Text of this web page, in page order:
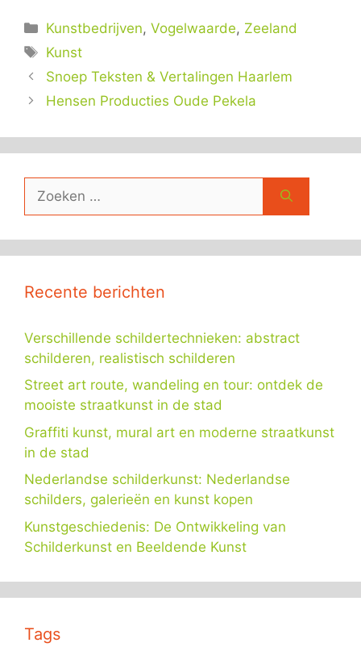
Categorieën
Kunstbedrijven,Vogelwaarde, Zeeland
Tags
Kunst
Snoep Teksten & Vertalingen Haarlem
Hensen Producties Oude Pekela
naar:
Recente berichten
Verschillende schildertechnieken: abstract
schilderen, realistisch schilderen
Street art route, wandeling en tour: ontdek de
mooiste straatkunst in de stad
Graffiti kunst, mural art en moderne straatkunst
in de stad
Nederlandse schilderkunst: Nederlandse
schilders, galerieën en kunst kopen
Kunstgeschiedenis: De Ontwikkeling van
Schilderkunst en Beeldende Kunst
Tags